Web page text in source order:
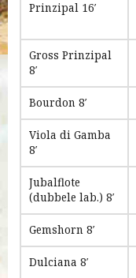
Prinzipal 16′
Gross Prinzipal
8′
Bourdon 8′
Viola di Gamba
8′
Jubalflote
(dubbele lab.) 8′
Gemshorn 8′
Dulciana 8′